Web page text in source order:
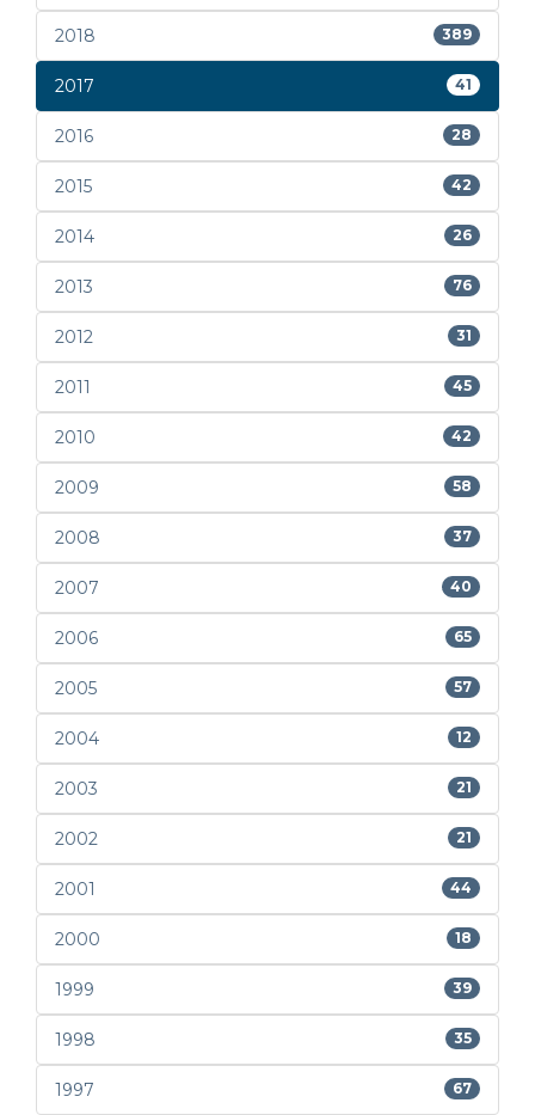
2018 389
2017 41
2016 28
2015 42
2014 26
2013 76
2012 31
2011 45
2010 42
2009 58
2008 37
2007 40
2006 65
2005 57
2004 12
2003 21
2002 21
2001 44
2000 18
1999 39
1998 35
1997 67